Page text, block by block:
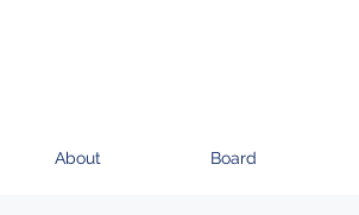
About Board